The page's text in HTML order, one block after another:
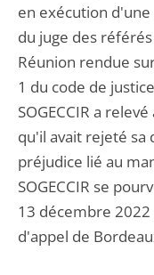
en exécution
du juge des
Réunion rendue
1 du code de
SOGECCIR a
qu'il avait rejeté
préjudice lié au
SOGECCIR se
13 décembre
d'appel de